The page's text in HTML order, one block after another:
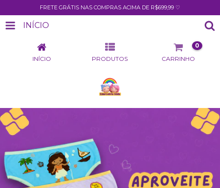
FRETE GRÁTIS NAS COMPRAS ACIMA DE R$699,99 ♡
INÍCIO
INÍCIO PRODUTOS CARRINHO
0